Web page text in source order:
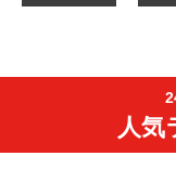
人気